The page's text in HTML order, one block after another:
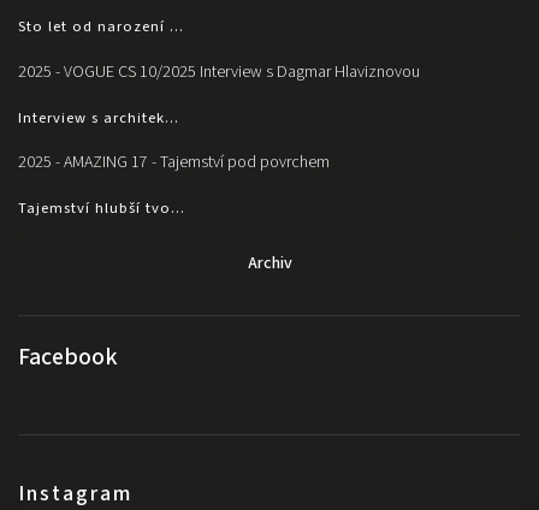
Sto let od narození ...
2025 - VOGUE CS 10/2025 Interview s Dagmar Hlaviznovou
Interview s architek...
2025 - AMAZING 17 - Tajemství pod povrchem
Tajemství hlubší tvo...
Archiv
Facebook
Instagram